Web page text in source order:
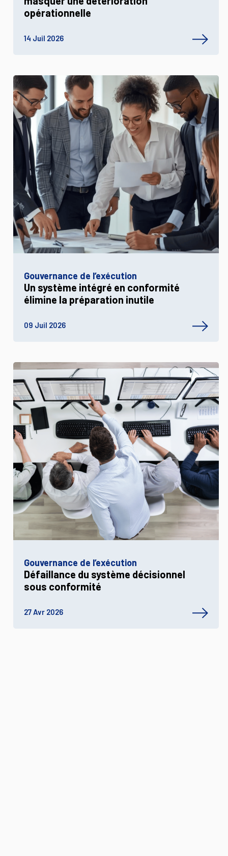
opérationnelle
14 Juil 2026
Gouvernance de l’exécution
Un système intégré en conformité
élimine la préparation inutile
09 Juil 2026
Gouvernance de l’exécution
Défaillance du système décisionnel
sous conformité
27 Avr 2026